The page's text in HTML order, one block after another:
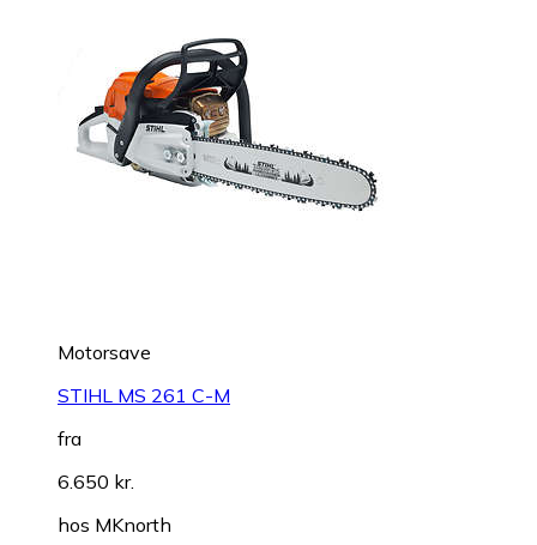
Motorsave
STIHL MS 261 C-M
fra
6.650 kr.
hos MKnorth